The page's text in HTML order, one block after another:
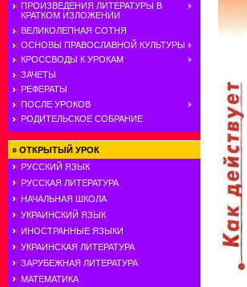
ПРОИЗВЕДЕНИЯ ЛИТЕРАТУРЫ В
КРАТКОМ ИЗЛОЖЕНИИ
ВЕЛИКОЛЕПНАЯ СОТНЯ
ОСНОВЫ ПРАВОСЛАВНОЙ КУЛЬТУРЫ
КРОССВОДЫ К УРОКАМ
ЗАЧЕТЫ
РЕФЕРАТЫ
ПОСЛЕ УРОКОВ
РОДИТЕЛЬСКОЕ СОБРАНИЕ
» ОТКРЫТЫЙ УРОК
РУССКИЙ ЯЗЫК
РУССКАЯ ЛИТЕРАТУРА
НАЧАЛЬНАЯ ШКОЛА
УКРАИНСКИЙ ЯЗЫК
ИНОСТРАННЫЕ ЯЗЫКИ
УКРАИНСКАЯ ЛИТЕРАТУРА
ЗАРУБЕЖНАЯ ЛИТЕРАТУРА
МАТЕМАТИКА